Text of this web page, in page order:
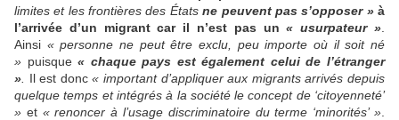
limites et les frontières des Étatsne peuvent pas s’opposer »à
l’arrivée d’un migrant car il n’est pas un« usurpateur »
Ainsi « personne ne peut être exclu, peu importe où il soit né
» puisque« chaque pays est également celui de l’étranger
»
Il est donc« important d’appliquer aux migrants arrivés depuis
quelque temps et intégrés à la société le concept de ‘citoyenneté’
» et « renoncer à l’usage discriminatoire du terme ‘minorités’ »